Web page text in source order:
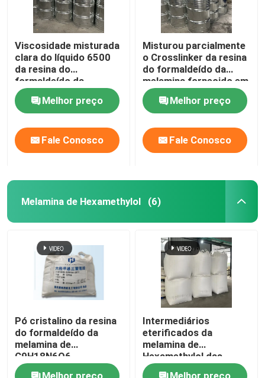
Viscosidade misturada
clara do líquido 6500
da resina do
formaldeído da
melamina
Melhor preço
Fale Conosco
Misturou parcialmente
o Crosslinker da resina
do formaldeído da
melamina fornecido em
Iso-Butanol
Melhor preço
Fale Conosco
Melamina de Hexamethylol (6)
Pó cristalino da resina
do formaldeído da
melamina de
C9H18N6O6
Hexamethylol
Melhor preço
Intermediários
eterificados da
melamina de
Hexamethylol das
amino resinas
Melhor preço